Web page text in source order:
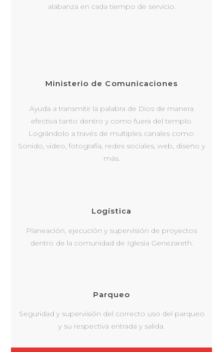
alabanza en cada tiempo de servicio.
Ministerio de Comunicaciones
Ayuda a transmitir la palabra de Dios de manera
efectiva tanto dentro y como fuera del templo.
Lográndolo a través de multiples canales como:
Sonido, video, fotografía, redes sociales, web, diseño y
más.
Logística
Planeación, ejecución y supervisión de proyectos
dentro de la comunidad de Iglesia Genezareth.
Parqueo
Seguridad y supervisión del correcto uso del parqueo
y su respectiva entrada y salida.